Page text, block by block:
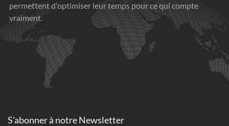
permettent d'optimiser leur temps pour ce qui compte
vraiment.
S'abonner à notre Newsletter